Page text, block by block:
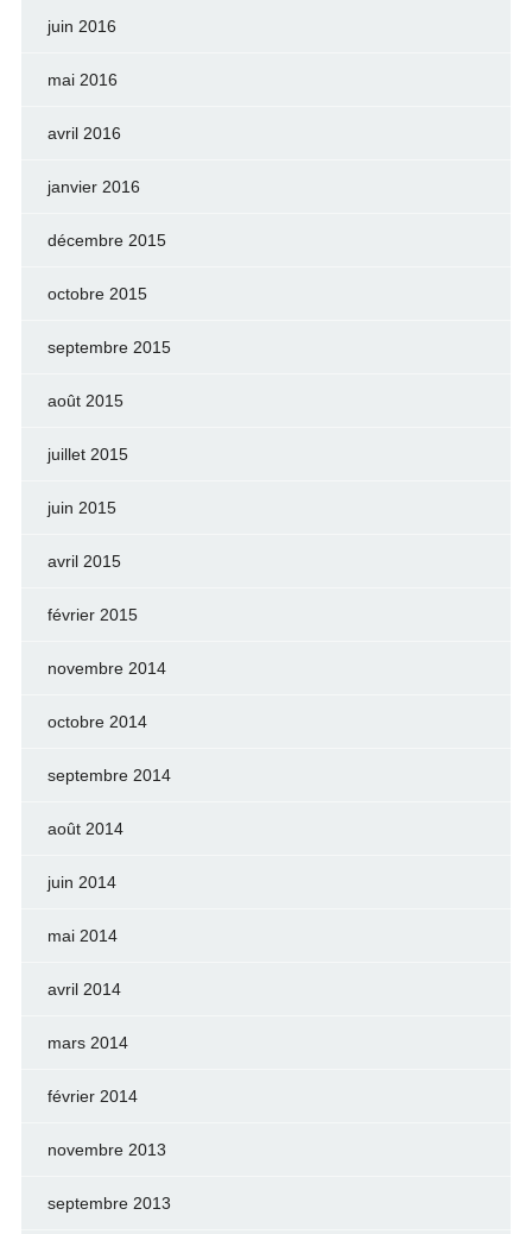
juin 2016
mai 2016
avril 2016
janvier 2016
décembre 2015
octobre 2015
septembre 2015
août 2015
juillet 2015
juin 2015
avril 2015
février 2015
novembre 2014
octobre 2014
septembre 2014
août 2014
juin 2014
mai 2014
avril 2014
mars 2014
février 2014
novembre 2013
septembre 2013